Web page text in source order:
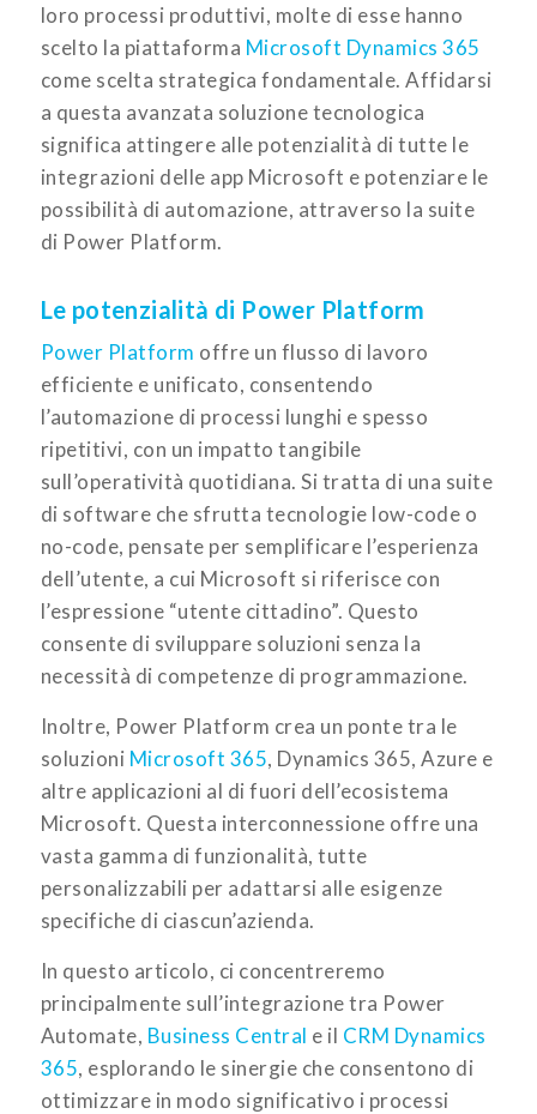
loro processi produttivi, molte di esse hanno
scelto la piattaforma Microsoft Dynamics 365
come scelta strategica fondamentale. Affidarsi
a questa avanzata soluzione tecnologica
significa attingere alle potenzialità di tutte le
integrazioni delle app Microsoft e potenziare le
possibilità di automazione, attraverso la suite
di Power Platform.
Le potenzialità di Power Platform
Power Platform offre un flusso di lavoro
efficiente e unificato, consentendo
l’automazione di processi lunghi e spesso
ripetitivi, con un impatto tangibile
sull’operatività quotidiana. Si tratta di una suite
di software che sfrutta tecnologie low-code o
no-code, pensate per semplificare l’esperienza
dell’utente, a cui Microsoft si riferisce con
l’espressione “utente cittadino”. Questo
consente di sviluppare soluzioni senza la
necessità di competenze di programmazione.
Inoltre, Power Platform crea un ponte tra le
soluzioni Microsoft 365, Dynamics 365, Azure e
altre applicazioni al di fuori dell’ecosistema
Microsoft. Questa interconnessione offre una
vasta gamma di funzionalità, tutte
personalizzabili per adattarsi alle esigenze
specifiche di ciascun’azienda.
In questo articolo, ci concentreremo
principalmente sull’integrazione tra Power
Automate, Business Central e il CRM Dynamics
365, esplorando le sinergie che consentono di
ottimizzare in modo significativo i processi